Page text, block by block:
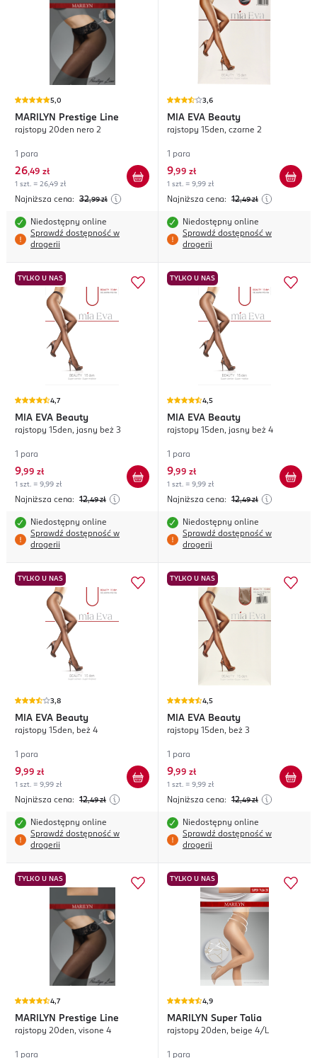
5,0
MARILYN Prestige Line
rajstopy 20den nero 2
1 para
26,49 zł
1 szt. = 26,49 zł
Najniższa cena: 32,99 zł
Niedostępny online
Sprawdź dostępność w
drogerii
3,6
MIA EVA Beauty
rajstopy 15den, czarne 2
1 para
9,99 zł
1 szt. = 9,99 zł
Najniższa cena: 12,49 zł
Niedostępny online
Sprawdź dostępność w
drogerii
TYLKO U NAS
4,7
MIA EVA Beauty
rajstopy 15den, jasny beż 3
1 para
9,99 zł
1 szt. = 9,99 zł
Najniższa cena: 12,49 zł
Niedostępny online
Sprawdź dostępność w
drogerii
TYLKO U NAS
4,5
MIA EVA Beauty
rajstopy 15den, jasny beż 4
1 para
9,99 zł
1 szt. = 9,99 zł
Najniższa cena: 12,49 zł
Niedostępny online
Sprawdź dostępność w
drogerii
TYLKO U NAS
3,8
MIA EVA Beauty
rajstopy 15den, beż 4
1 para
9,99 zł
1 szt. = 9,99 zł
Najniższa cena: 12,49 zł
Niedostępny online
Sprawdź dostępność w
drogerii
TYLKO U NAS
4,5
MIA EVA Beauty
rajstopy 15den, beż 3
1 para
9,99 zł
1 szt. = 9,99 zł
Najniższa cena: 12,49 zł
Niedostępny online
Sprawdź dostępność w
drogerii
TYLKO U NAS
4,7
MARILYN Prestige Line
rajstopy 20den, visone 4
1 para
TYLKO U NAS
4,9
MARILYN Super Talia
rajstopy 20den, beige 4/L
1 para